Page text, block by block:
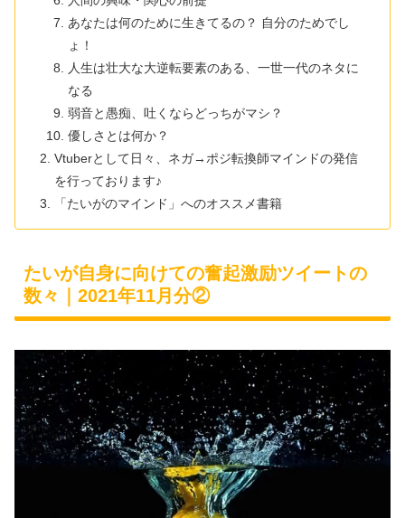
あなたは何のために生きてるの？ 自分のためでし
ょ！
人生は壮大な大逆転要素のある、一世一代のネタに
なる
弱音と愚痴、吐くならどっちがマシ？
優しさとは何か？
Vtuberとして日々、ネガ→ポジ転換師マインドの発信
を行っております♪
「たいがのマインド」へのオススメ書籍
たいが自身に向けての奮起激励ツイートの
数々｜2021年11月分②